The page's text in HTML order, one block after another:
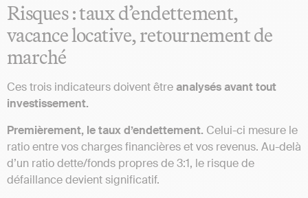
Risques : taux d’endettement,
vacance locative, retournement de
marché
Ces trois indicateurs doivent êtreanalysés avant tout
investissement.
Premièrement, le taux d’endettement. Celui-ci mesure le
ratio entre vos charges financières et vos revenus. Au-delà
d’un ratio dette/fonds propres de 3:1, le risque de
défaillance devient significatif.